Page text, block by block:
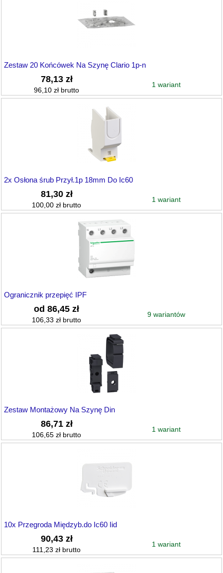
Zestaw 20 Końcówek Na Szynę Clario 1p-n
78,13 zł
96,10 zł brutto
1 wariant
2x Osłona śrub Przył.1p 18mm Do Ic60
81,30 zł
100,00 zł brutto
1 wariant
Ogranicznik przepięć IPF
od 86,45 zł
106,33 zł brutto
9 wariantów
Zestaw Montażowy Na Szynę Din
86,71 zł
106,65 zł brutto
1 wariant
10x Przegroda Międzyb.do Ic60 Iid
90,43 zł
111,23 zł brutto
1 wariant